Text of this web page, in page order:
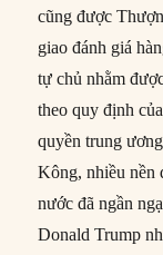
cũng được
giao đánh giá
tự chủ nhằm
theo quy định
quyền trung
Kông, nhiều nền
nước đã ngần
Donald Trump